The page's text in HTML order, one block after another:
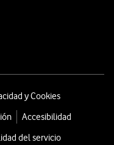
y Cookies
Accesibilidad
del servicio